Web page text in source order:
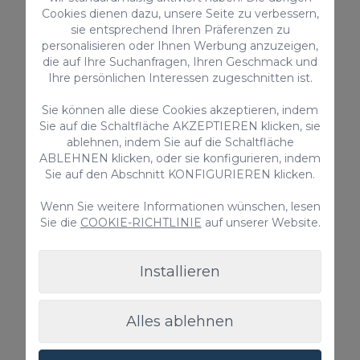
70m2
Gemeinschaftspool
Ab nur
Bungalow
Cookies dienen dazu, unsere Seite zu verbessern,
sie entsprechend Ihren Präferenzen zu
personalisieren oder Ihnen Werbung anzuzeigen,
die auf Ihre Suchanfragen, Ihren Geschmack und
Ihre persönlichen Interessen zugeschnitten ist.
Sie können alle diese Cookies akzeptieren, indem
Sie auf die Schaltfläche AKZEPTIEREN klicken, sie
ablehnen, indem Sie auf die Schaltfläche
ABLEHNEN klicken, oder sie konfigurieren, indem
Sie auf den Abschnitt KONFIGURIEREN klicken.
Wenn Sie weitere Informationen wünschen, lesen
Sie die COOKIE-RICHTLINIE auf unserer Website.
Installieren
Alles ablehnen